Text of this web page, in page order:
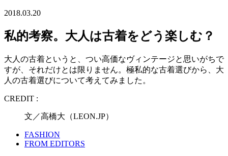
2018.03.20
私的考察。大人は古着をどう楽しむ？
大人の古着というと、つい高価なヴィンテージと思いがちで
すが、それだけとは限りません。極私的な古着選びから、大
人の古着選びについて考えてみました。
CREDIT :
文／高橋大（LEON.JP）
FASHION
FROM EDITORS